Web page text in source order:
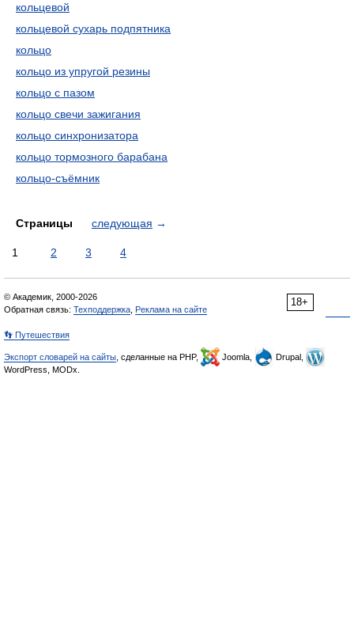
кольцевой
кольцевой сухарь подпятника
кольцо
кольцо из упругой резины
кольцо с пазом
кольцо свечи зажигания
кольцо синхронизатора
кольцо тормозного барабана
кольцо-съёмник
Страницы следующая →
1 2 3 4
18+
© Академик, 2000-2026
Обратная связь: Техподдержка Реклама на сайте
👣 Путешествия
Экспорт словарей на сайты , сделанные на PHP, Joomla,
Drupal,
WordPress, MODx.